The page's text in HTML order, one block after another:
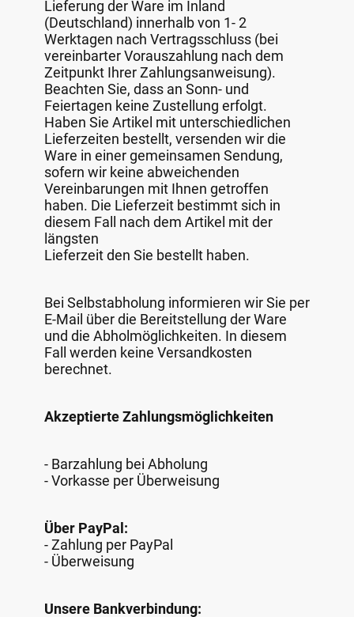
Lieferung der Ware im Inland
(Deutschland) innerhalb von 1- 2
Werktagen nach Vertragsschluss (bei
vereinbarter Vorauszahlung nach dem
Zeitpunkt Ihrer Zahlungsanweisung).
Beachten Sie, dass an Sonn- und
Feiertagen keine Zustellung erfolgt.
Haben Sie Artikel mit unterschiedlichen
Lieferzeiten bestellt, versenden wir die
Ware in einer gemeinsamen Sendung,
sofern wir keine abweichenden
Vereinbarungen mit Ihnen getroffen
haben. Die Lieferzeit bestimmt sich in
diesem Fall nach dem Artikel mit der
längsten
Lieferzeit den Sie bestellt haben.
Bei Selbstabholung informieren wir Sie per
E-Mail über die Bereitstellung der Ware
und die Abholmöglichkeiten. In diesem
Fall werden keine Versandkosten
berechnet.
Akzeptierte Zahlungsmöglichkeiten
- Barzahlung bei Abholung
- Vorkasse per Überweisung
Über PayPal:
- Zahlung per PayPal
- Überweisung
Unsere Bankverbindung: